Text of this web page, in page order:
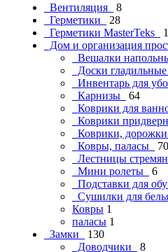
Вентиляция
8
Герметики
28
Герметики MasterTeks
Дом и организация
Вешалки
Доски
Инвентарь для
Карнизы
64
Коврики для
Коврики
Коврики,
Ковры, паласы
70
Лестницы
Мини ролеты
6
Подставки для
Сушилки для
Ковры 1
паласы 1
Замки
130
Доводчики
8